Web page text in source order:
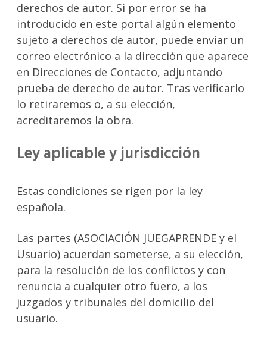
derechos de autor. Si por error se ha
introducido en este portal algún elemento
sujeto a derechos de autor, puede enviar un
correo electrónico a la dirección que aparece
en Direcciones de Contacto, adjuntando
prueba de derecho de autor. Tras verificarlo
lo retiraremos o, a su elección,
acreditaremos la obra.
Ley aplicable y jurisdicción
Estas condiciones se rigen por la ley
española.
Las partes (ASOCIACIÓN JUEGAPRENDE y el
Usuario) acuerdan someterse, a su elección,
para la resolución de los conflictos y con
renuncia a cualquier otro fuero, a los
juzgados y tribunales del domicilio del
usuario.